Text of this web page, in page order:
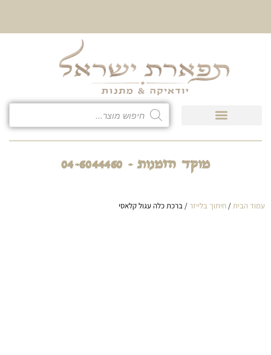
מוקד הזמנות - 04-6044460
עמוד הבית/ חיתוך בלייזר/ ברכת כלה עגול קלאסי